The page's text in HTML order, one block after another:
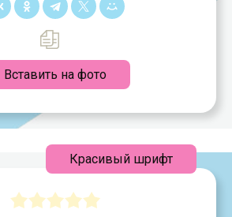
Вставить на фото
Красивый шрифт